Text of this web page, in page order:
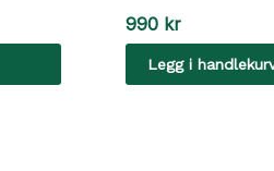
990 kr
Legg i